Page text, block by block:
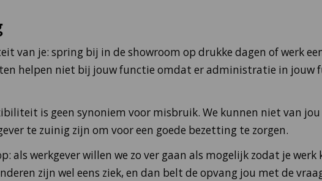
van je: spring bij in de showroom op drukke dagen of werk
helpen niet bij jouw functie omdat er administratie in jouw
is geen synoniem voor misbruik. We kunnen niet van jou
te zuinig zijn om voor een goede bezetting te zorgen.
als werkgever willen we zo ver gaan als mogelijk zodat je werk
zijn wel eens ziek, en dan belt de opvang jou met de